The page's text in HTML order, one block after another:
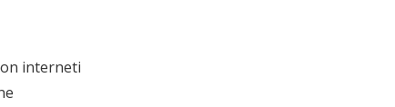
interneti